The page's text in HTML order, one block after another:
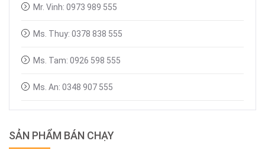
Mr. Vinh: 0973 989 555
Ms. Thuy: 0378 838 555
Ms. Tam: 0926 598 555
Ms. An: 0348 907 555
SẢN PHẨM BÁN CHẠY